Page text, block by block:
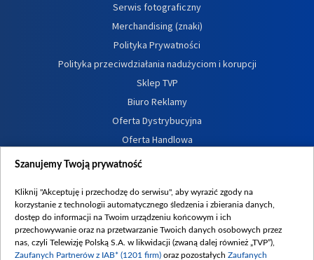
Serwis fotograficzny
Merchandising (znaki)
Polityka Prywatności
Polityka przeciwdziałania nadużyciom i korupcji
Sklep TVP
Biuro Reklamy
Oferta Dystrybucyjna
Oferta Handlowa
Dostępność
Procedura zgłoszeń wewnętrznych
Szanujemy Twoją prywatność
Kliknij "Akceptuję i przechodzę do serwisu", aby wyrazić zgody na
korzystanie z technologii automatycznego śledzenia i zbierania danych,
dostęp do informacji na Twoim urządzeniu końcowym i ich
przechowywanie oraz na przetwarzanie Twoich danych osobowych przez
nas, czyli Telewizję Polską S.A. w likwidacji (zwaną dalej również „TVP”),
Zaufanych Partnerów z IAB* (1201 firm) oraz pozostałych Zaufanych